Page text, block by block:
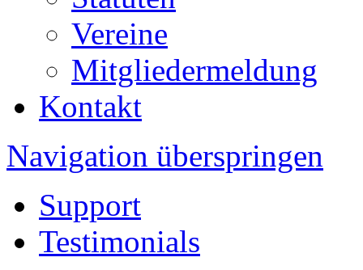
Vereine
Mitgliedermeldung
Kontakt
Navigation überspringen
Support
Testimonials